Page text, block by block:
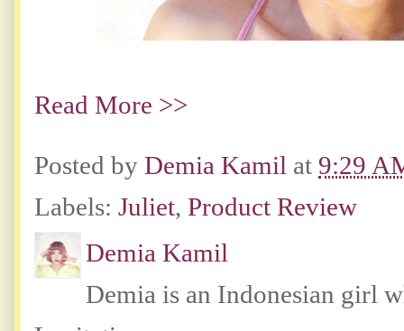
Read More >>
Posted by Demia Kamil at 9:29
Labels: Juliet, Product Review
Demia Kamil
Demia is an Indonesian girl